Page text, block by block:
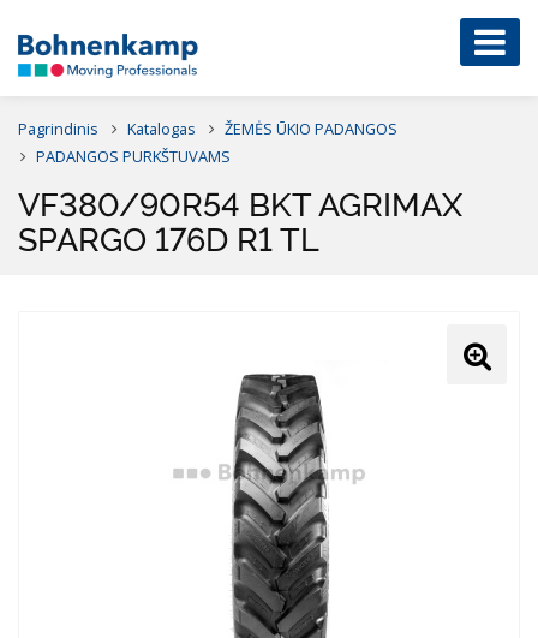
Pagrindinis Katalogas
ŽEMĖS ŪKIO PADANGOS
PADANGOS PURKŠTUVAMS
VF380/90R54 BKT AGRIMAX
SPARGO 176D R1 TL